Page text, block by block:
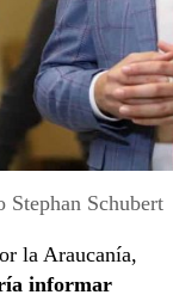
Stephan Schubert
la Araucanía,
informar